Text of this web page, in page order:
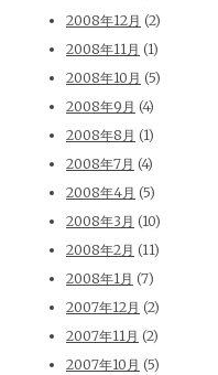
2008年12月 (2)
2008年11月 (1)
2008年10月 (5)
2008年9月 (4)
2008年8月 (1)
2008年7月 (4)
2008年4月 (5)
2008年3月 (10)
2008年2月 (11)
2008年1月 (7)
2007年12月 (2)
2007年11月 (2)
2007年10月 (5)